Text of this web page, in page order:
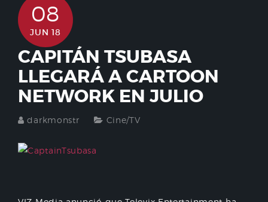
08
JUN 18
CAPITÁN TSUBASA
LLEGARÁ A CARTOON
NETWORK EN JULIO
darkmonstr Cine/TV